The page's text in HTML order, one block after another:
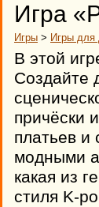
Игра
Игры > Игры для
В этой
Создайте
причёски
платьев и
модными
какая из
стиля K-